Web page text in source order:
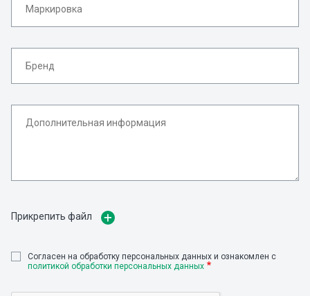
Прикрепить файл
Cогласен на обработку персональных данных и ознакомлен с
политикой обработки персональных данных